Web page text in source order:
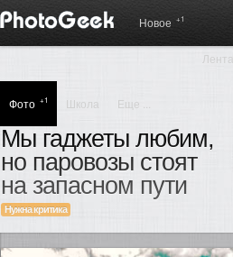
Новое +1
Лента
Фото +1 Школа Еще ...
Мы гаджеты любим,
но паровозы стоят
на запасном пути
Нужна критика